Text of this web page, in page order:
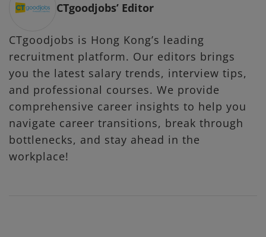
CTgoodjobs’ Editor
CTgoodjobs is Hong Kong’s leading
recruitment platform. Our editors brings
you the latest salary trends, interview tips,
and professional courses. We provide
comprehensive career insights to help you
navigate career transitions, break through
bottlenecks, and stay ahead in the
workplace!